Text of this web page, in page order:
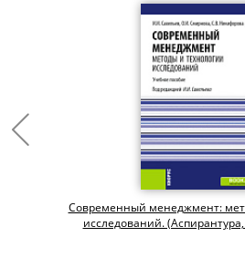
Современный менеджмент:
исследований.